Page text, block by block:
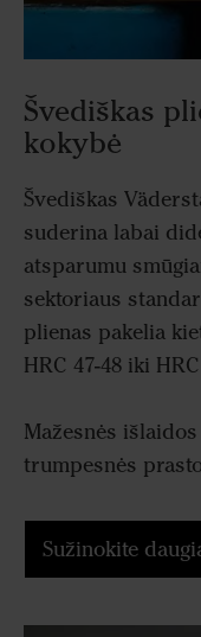
Švediškas
kokybė
Švediškas
suderina labai
atsparumu
sektoriaus
plienas pakelia
HRC 47-48 iki
Mažesnės
trumpesnės
Sužinokite